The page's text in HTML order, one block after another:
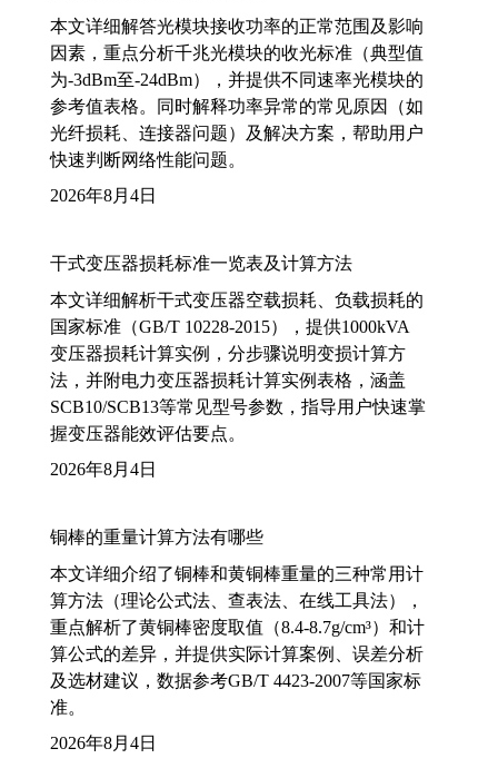
本文详细解答光模块接收功率的正常范围及影响
因素，重点分析千兆光模块的收光标准（典型值
为-3dBm至-24dBm），并提供不同速率光模块的
参考值表格。同时解释功率异常的常见原因（如
光纤损耗、连接器问题）及解决方案，帮助用户
快速判断网络性能问题。
2026年8月4日
干式变压器损耗标准一览表及计算方法
本文详细解析干式变压器空载损耗、负载损耗的
国家标准（GB/T 10228-2015），提供1000kVA
变压器损耗计算实例，分步骤说明变损计算方
法，并附电力变压器损耗计算实例表格，涵盖
SCB10/SCB13等常见型号参数，指导用户快速掌
握变压器能效评估要点。
2026年8月4日
铜棒的重量计算方法有哪些
本文详细介绍了铜棒和黄铜棒重量的三种常用计
算方法（理论公式法、查表法、在线工具法），
重点解析了黄铜棒密度取值（8.4-8.7g/cm³）和计
算公式的差异，并提供实际计算案例、误差分析
及选材建议，数据参考GB/T 4423-2007等国家标
准。
2026年8月4日